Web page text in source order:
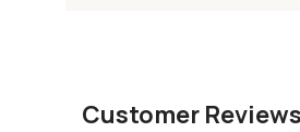
Customer Reviews